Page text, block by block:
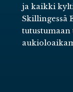
ja kaikki
Skillingessä
tutustumaan